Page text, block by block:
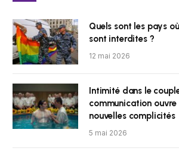
Quels sont les pays
sont interdites ?
12 mai 2026
Intimité dans le
communication
nouvelles complicités
5 mai 2026